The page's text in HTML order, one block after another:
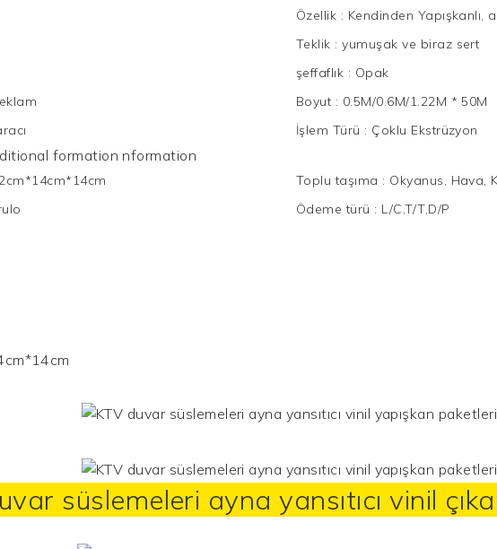
Özellik : Kendinden Yapışkanlı,
Teklik :yumuşak ve biraz sert
şeffaflık : Opak
Boyut : 0.5M/0.6M/1.22M * 50M
İşlem Türü : Çoklu Ekstrüzyon
formation nformation
Toplu taşıma : Okyanus, Hava,
Ödeme türü : L/C,T/T,D/P
süslemeleri aynayansıtıcı vinil